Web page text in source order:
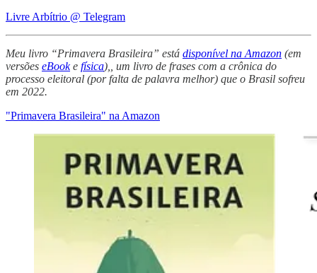
Livre Arbítrio @ Telegram
Meu livro “Primavera Brasileira” está disponível na Amazon (em
versões eBooke física),, um livro de frases com a crônica do
processo eleitoral (por falta de palavra melhor) que o Brasil sofreu
em 2022.
"Primavera Brasileira" na Amazon